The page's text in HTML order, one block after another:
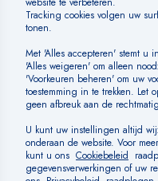
SOCIAL MEDIA